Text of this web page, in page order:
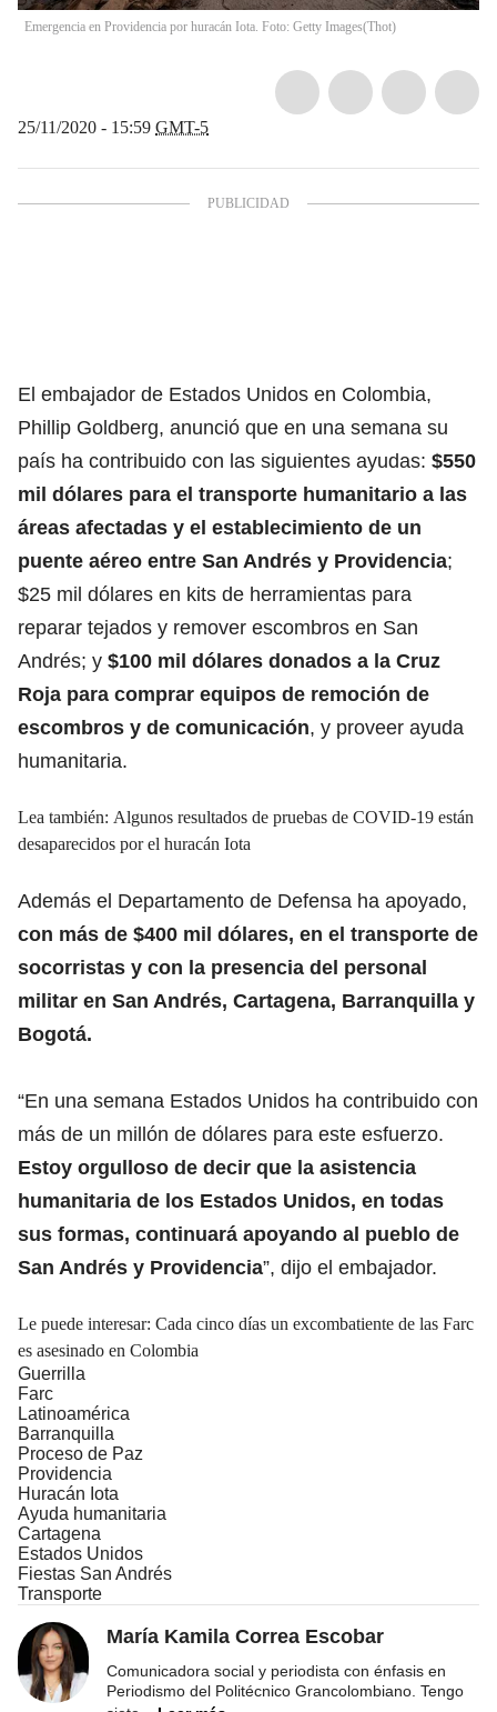
Emergencia en Providencia por huracán Iota. Foto: Getty Images(Thot)
25/11/2020 - 15:59 GMT-5
El embajador de Estados Unidos en Colombia,
Phillip Goldberg, anunció que en una semana su
país ha contribuido con las siguientes ayudas: $550
mil dólares para el transporte humanitario a las
áreas afectadas y el establecimiento de un
puente aéreo entre San Andrés y Providencia;
$25 mil dólares en kits de herramientas para
reparar tejados y remover escombros en San
Andrés; y $100 mil dólares donados a la Cruz
Roja para comprar equipos de remoción de
escombros y de comunicación, y proveer ayuda
humanitaria.
Lea también: Algunos resultados de pruebas de COVID-19 están
desaparecidos por el huracán Iota
Además el Departamento de Defensa ha apoyado,
con más de $400 mil dólares, en el transporte de
socorristas y con la presencia del personal
militar en San Andrés, Cartagena, Barranquilla y
Bogotá.
“En una semana Estados Unidos ha contribuido con
más de un millón de dólares para este esfuerzo.
Estoy orgulloso de decir que la asistencia
humanitaria de los Estados Unidos, en todas
sus formas, continuará apoyando al pueblo de
San Andrés y Providencia”, dijo el embajador.
Le puede interesar: Cada cinco días un excombatiente de las Farc
es asesinado en Colombia
Guerrilla
Farc
Latinoamérica
Barranquilla
Proceso de Paz
Providencia
Huracán Iota
Ayuda humanitaria
Cartagena
Estados Unidos
Fiestas San Andrés
Transporte
María Kamila Correa Escobar
Comunicadora social y periodista con énfasis en
Periodismo del Politécnico Grancolombiano. Tengo